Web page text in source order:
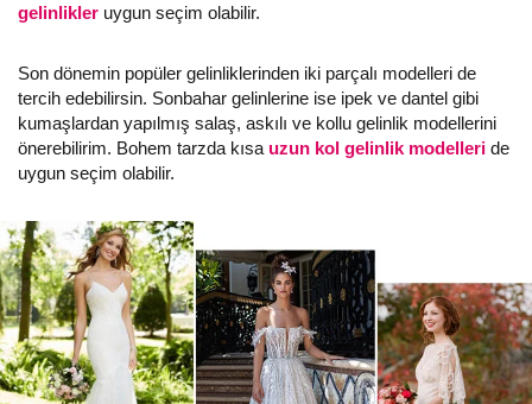
gelinlikler uygun seçim olabilir.
Son dönemin popüler gelinliklerinden iki parçalı modelleri de
tercih edebilirsin. Sonbahar gelinlerine ise ipek ve dantel gibi
kumaşlardan yapılmış salaş, askılı ve kollu gelinlik modellerini
önerebilirim. Bohem tarzda kısa uzun kol gelinlik modelleri de
uygun seçim olabilir.